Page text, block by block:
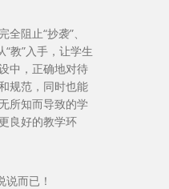
阻止“抄袭”、
“教”入手，让学生
中，正确地对待
规范，同时也能
所知而导致的学
良好的教学环
说而已！